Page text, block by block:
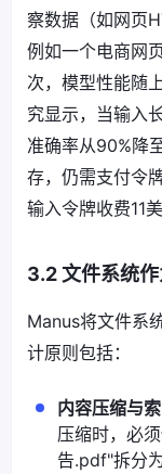
察数据（如网页
例如一个电商网
次，模型性能随
究显示，当输入
准确率从90%降
存，仍需支付令
输入令牌收费11美
3.2 文件系统
Manus将文件系
计原则包括：
内容压缩与
压缩时，必
告.pdf"拆分